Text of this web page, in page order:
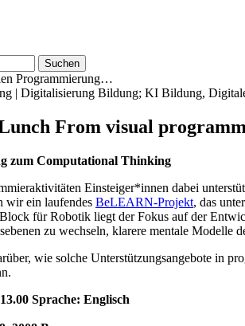
Programmierung…
From visual
zum Computational Thinking
Einsteiger*innen dabei
wir ein laufendes BeLEARN-Projekt, das
für Robotik liegt der Fokus auf der
zu wechseln, klarere mentale
wie solche Unterstützungsangebote in
Sprache: Englisch